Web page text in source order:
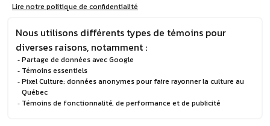
© Boréalis, 2026
Politique de confidentialité
Design et développement :STEREO